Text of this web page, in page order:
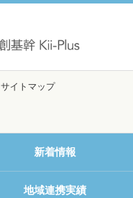
サイトマップ
新着情報
地域連携実績